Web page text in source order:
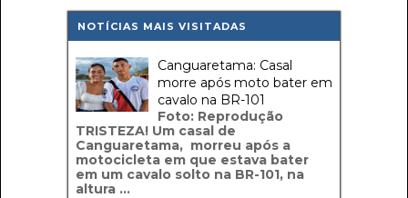
NOTÍCIAS MAIS VISITADAS
Canguaretama: Casal
morre após moto bater em
cavalo na BR-101
Foto: Reprodução
TRISTEZA! Um casal de
Canguaretama, morreu após a
motocicleta em que estava bater
em um cavalo solto na BR-101, na
altura ...